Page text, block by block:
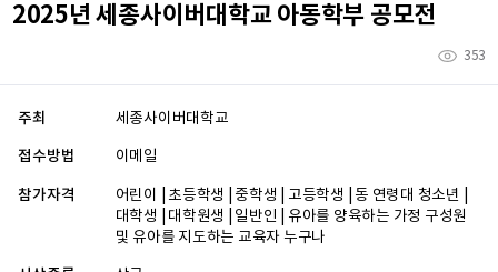
2025년 세종사이버대학교 아동학부 공모전
353
주최 세종사이버대학교
접수방법 이메일
참가자격
어린이 | 초등학생 | 중학생 | 고등학생 | 동 연령대 청소년 |
대학생 | 대학원생 | 일반인 | 유아를 양육하는 가정 구성원
및 유아를 지도하는 교육자 누구나